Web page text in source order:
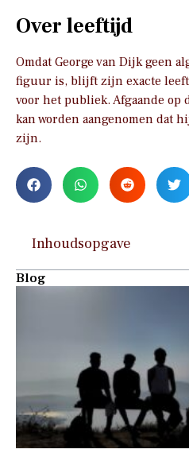
Over leeftijd
Omdat George van Dijk geen
figuur is, blijft zijn exacte
voor het publiek. Afgaande
kan worden aangenomen dat
zijn.
Inhoudsopgave
Blog